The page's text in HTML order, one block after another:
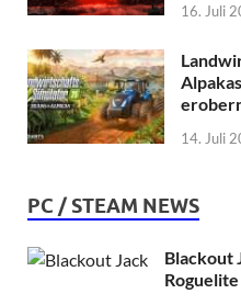
16. Juli
14. Juli
PC / STEAM NEWS
Blackout